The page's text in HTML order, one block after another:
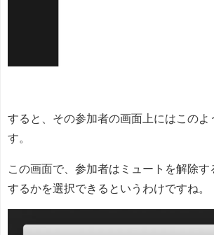
すると、その参加者の画面上にはこのよ
す。
この画面で、参加者はミュートを解除す
するかを選択できるというわけですね。